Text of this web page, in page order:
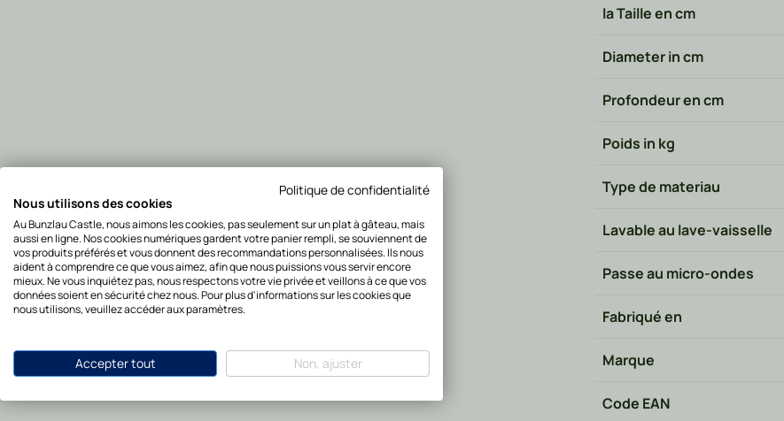
la Taille en cm
Diameter in cm
Profondeur en cm
Poids in kg
Type de materiau
Lavable au lave-vaisselle
Passe au micro-ondes
Fabriqué en
Marque
Code EAN
Politique de confidentialité
Nous utilisons des cookies
Au Bunzlau Castle, nous aimons les cookies, pas seulement sur un plat à gâteau, mais
aussi en ligne. Nos cookies numériques gardent votre panier rempli, se souviennent de
vos produits préférés et vous donnent des recommandations personnalisées. Ils nous
aident à comprendre ce que vous aimez, afin que nous puissions vous servir encore
mieux. Ne vous inquiétez pas, nous respectons votre vie privée et veillons à ce que vos
données soient en sécurité chez nous. Pour plus d'informations sur les cookies que
nous utilisons, veuillez accéder aux paramètres.
Accepter tout Non, ajuster